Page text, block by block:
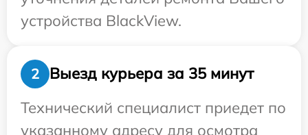
устройства BlackView.
2
Выезд курьера за 35 минут
Технический специалист приедет по
указанному адресу для осмотра